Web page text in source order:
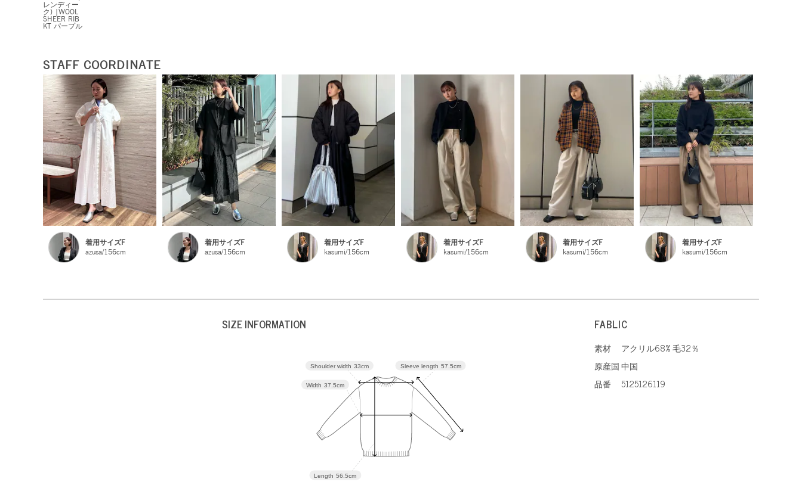
STAFF COORDINATE
着用サイズF
azusa/156cm
着用サイズF
azusa/156cm
着用サイズF
kasumi/156cm
着用サイズF
kasumi/156cm
着用サイズF
kasumi/156cm
着用サイズF
kasumi/156cm
SIZE INFORMATION
Sleeve length 57.5cm
Length 56.5cm
Width 37.5cm
Shoulder width 33cm
FABLIC
素材
アクリル68% 毛32％
原産国中国
品番
5125126119